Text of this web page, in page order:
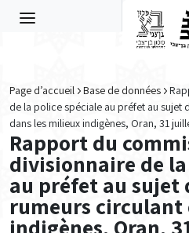
Page d’accueil Base de données
de la police spéciale au préfet au sujet
dans les milieux indigènes, Oran, 31
Rapport du
divisionnaire de
au préfet au sujet
rumeurs circulant
indigènes, Oran,